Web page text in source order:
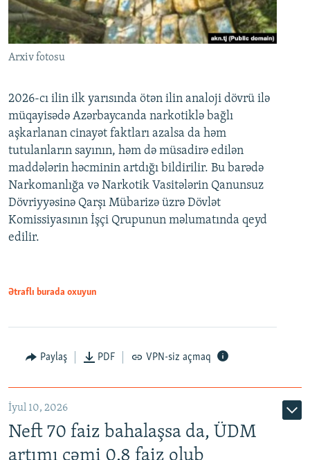
Arxiv fotosu
2026-cı ilin ilk yarısında ötən ilin analoji dövrü ilə
müqayisədə Azərbaycanda narkotiklə bağlı
aşkarlanan cinayət faktları azalsa da həm
tutulanların sayının, həm də müsadirə edilən
maddələrin həcminin artdığı bildirilir. Bu barədə
Narkomanlığa və Narkotik Vasitələrin Qanunsuz
Dövriyyəsinə Qarşı Mübarizə üzrə Dövlət
Komissiyasının İşçi Qrupunun məlumatında qeyd
edilir.
Ətraflı burada oxuyun
Paylaş PDF VPN-siz açmaq
İyul 10, 2026
Neft 70 faiz bahalaşsa da, ÜDM
artımı cəmi 0.8 faiz olub